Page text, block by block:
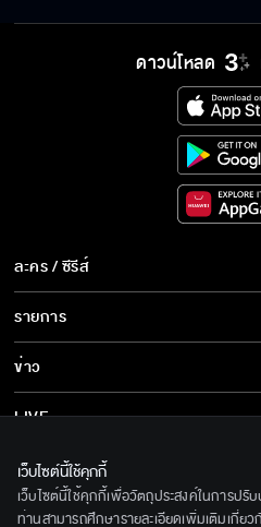
ดาวน์โหลด
ละคร / ซีรีส์
ละคร/ซีรีส์
ซีรีส์นานาชาติ
การ์ตูน & เกม
รายการ
รายการทั้งหมด
ข่าว
ข่าวทั้งหมด
ข่าวประชาสัมพันธ์
LIVE
เกี่ยวกับเรา
BEC World
ติดตามเราได้ที่
เว็บไซต์นี้ใช้คุกกี้
เว็บไซต์นี้ใช้คุกกี้เพื่อวัตถุประสงค์ในการปรั
ท่านสามารถศึกษารายละเอียดเพิ่มเติมเกี่ย